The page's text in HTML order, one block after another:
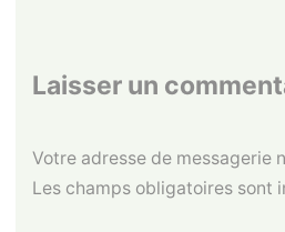
Laisser un
Votre adresse de messagerie
Les champs obligatoires sont